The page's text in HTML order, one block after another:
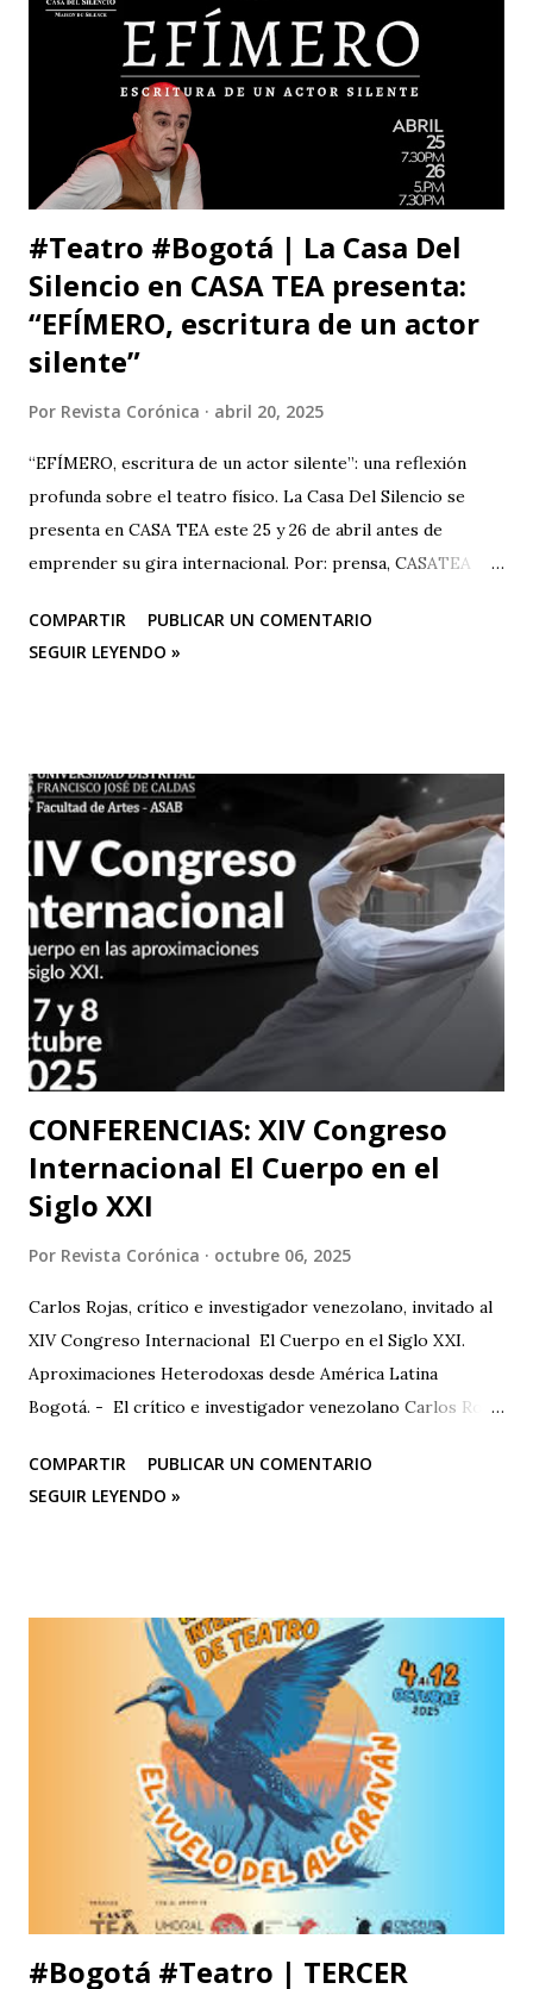
Santo me ha llenado de estupor. No necesitabas explicarla
de una manera tan aterradora. Lo de menos es tu voto
anunciado, del que eres libre y soberano. Se trata de una
decisión que, por supuesto, no comparto pero que
respeto. Así es como suele decirse, con educación? Pero, lo
que me ll...
#Teatro #Bogotá | La Casa Del
Silencio en CASA TEA presenta:
“EFÍMERO, escritura de un actor
silente”
Por Revista Corónica abril 20, 2025
“EFÍMERO, escritura de un actor silente”: una reflexión
profunda sobre el teatro físico. La Casa Del Silencio se
presenta en CASA TEA este 25 y 26 de abril antes de
emprender su gira internacional. Por: prensa, CASATEA
CASA TEA con sus últimas funciones este 25 y 26 de abril de
“Efímero”, La Casa del Silencio se embarcará en una gira
imborrable en todos los que la presencien." La Casa del
Silencio se embarcará nuevamente en una gira
internacional, llevando su importante trabajo de teatro
físico con funciones y seminarios a escenarios de Portugal
(dónde La Casa Del Silencio tiene una presencia significativa
ya que el teatro físico tiene un lugar muy importante en la
escena Portuguesa), posteriormente irán a Valencia y
Barcelona. Juan Carlos Agudelo P...
COMPARTIR
PUBLICAR UN COMENTARIO
SEGUIR LEYENDO »
CONFERENCIAS: XIV Congreso
Internacional El Cuerpo en el
Siglo XXI
Por Revista Corónica octubre 06, 2025
Carlos Rojas, crítico e investigador venezolano, invitado al
XIV Congreso Internacional El Cuerpo en el Siglo XXI.
Aproximaciones Heterodoxas desde América Latina
Bogotá. - El crítico e investigador venezolano Carlos Rojas
Experimental de las Artes (UNEARTE), de Venezuela, en la
nueva edición del XIV Congreso Internacional El Cuerpo en
Francisco José de Caldas (Bogotá, Colombia). El congreso
cuenta con el respaldo de instituciones académicas de gran
prestigio como la Universidad Michoacana de San Nicolás
de Hidalgo (México), la Facultad de Estudios Superiores
Iztacala (UNAM, México) y la Facultad de Estudios
Superiores Acatlán (UNAM, México), además de un comité
organizador comprometido con abrir nuevas miradas sobre
el cuerpo, la esce...
COMPARTIR
PUBLICAR UN COMENTARIO
SEGUIR LEYENDO »
#Bogotá #Teatro | TERCER